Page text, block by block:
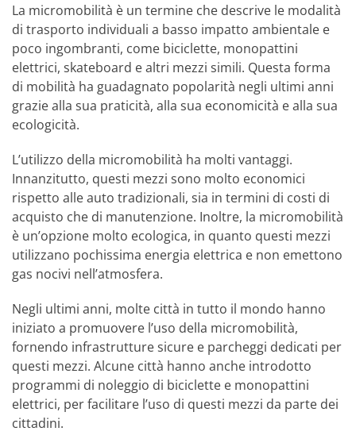
La micromobilità è un termine che descrive le modalità
di trasporto individuali a basso impatto ambientale e
poco ingombranti, come biciclette, monopattini
elettrici, skateboard e altri mezzi simili. Questa forma
di mobilità ha guadagnato popolarità negli ultimi anni
grazie alla sua praticità, alla sua economicità e alla sua
ecologicità.
L’utilizzo della micromobilità ha molti vantaggi.
Innanzitutto, questi mezzi sono molto economici
rispetto alle auto tradizionali, sia in termini di costi di
acquisto che di manutenzione. Inoltre, la micromobilità
è un’opzione molto ecologica, in quanto questi mezzi
utilizzano pochissima energia elettrica e non emettono
gas nocivi nell’atmosfera.
Negli ultimi anni, molte città in tutto il mondo hanno
iniziato a promuovere l’uso della micromobilità,
fornendo infrastrutture sicure e parcheggi dedicati per
questi mezzi. Alcune città hanno anche introdotto
programmi di noleggio di biciclette e monopattini
elettrici, per facilitare l’uso di questi mezzi da parte dei
cittadini.